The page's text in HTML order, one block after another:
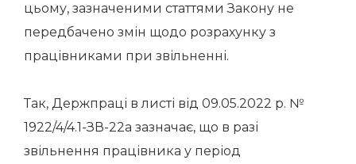
цьому, зазначеними статтями Закону не
передбачено змін щодо розрахунку з
працівниками при звільненні.
Так, Держпраці в листі від 09.05.2022 р. №
1922/4/4.1-ЗВ-22а зазначає, що в разі
звільнення працівника у період